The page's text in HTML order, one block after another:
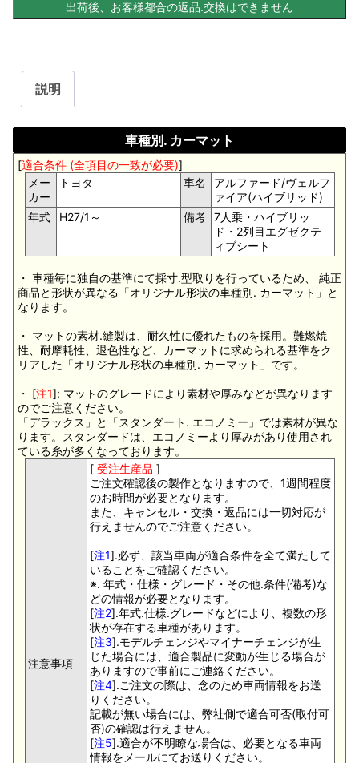
説明
車種別. カーマット
[適合条件 (全項目の一致が必要)]
メー
カー
トヨタ 車名
アルファード/ヴェルフ
ァイア(ハイブリッド)
年式
H27/1～ 備考
7人乗・ハイブリッ
ド・2列目エグゼクテ
ィブシート
・ 車種毎に独自の基準にて採寸.型取りを行っているため、 純正
商品と形状が異なる「オリジナル形状の車種別. カーマット」と
なります。
・ マットの素材.縫製は、耐久性に優れたものを採用。難燃焼
性、耐摩耗性、退色性など、カーマットに求められる基準をク
リアした「オリジナル形状の車種別. カーマット」です。
・ [注1]: マットのグレードにより素材や厚みなどが異なります
のでご注意ください。
「デラックス」と「スタンダート. エコノミー」では素材が異な
ります。スタンダードは、エコノミーより厚みがあり使用され
ている糸が多くなっております。
注意事項
[ 受注生産品 ]
ご注文確認後の製作となりますので、1週間程度
のお時間が必要となります。
また、キャンセル・交換・返品には一切対応が
行えませんのでご注意ください。
[注1].必ず、該当車両が適合条件を全て満たして
いることをご確認ください。
※. 年式・仕様・グレード・その他.条件(備考)な
どの情報が必要となります。
[注2].年式.仕様.グレードなどにより、複数の形
状が存在する車種があります。
[注3].モデルチェンジやマイナーチェンジが生
じた場合には、適合製品に変動が生じる場合が
ありますので事前にご連絡ください。
[注4].ご注文の際は、念のため車両情報をお送
りください。
記載が無い場合には、弊社側で適合可否(取付可
否)の確認は行えません。
[注5].適合が不明瞭な場合は、必要となる車両
情報をメールにてお送りください。